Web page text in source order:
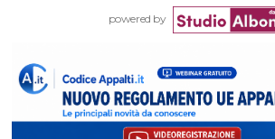
powered by